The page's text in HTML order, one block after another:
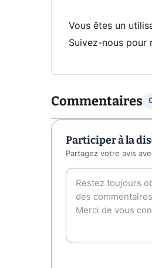
Vous êtes un
Suivez-nous pour
Commentaires
Participer à la
Partagez votre avis